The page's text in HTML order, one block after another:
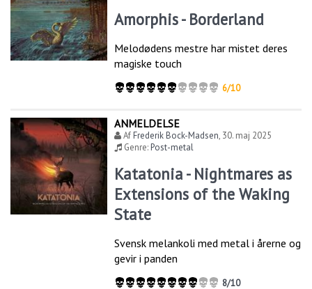
Amorphis - Borderland
Melodødens mestre har mistet deres
magiske touch
6/10
ANMELDELSE
AfFrederik Bock-Madsen, 30. maj 2025
Genre:Post-metal
Katatonia - Nightmares as
Extensions of the Waking
State
Svensk melankoli med metal i årerne og
gevir i panden
8/10